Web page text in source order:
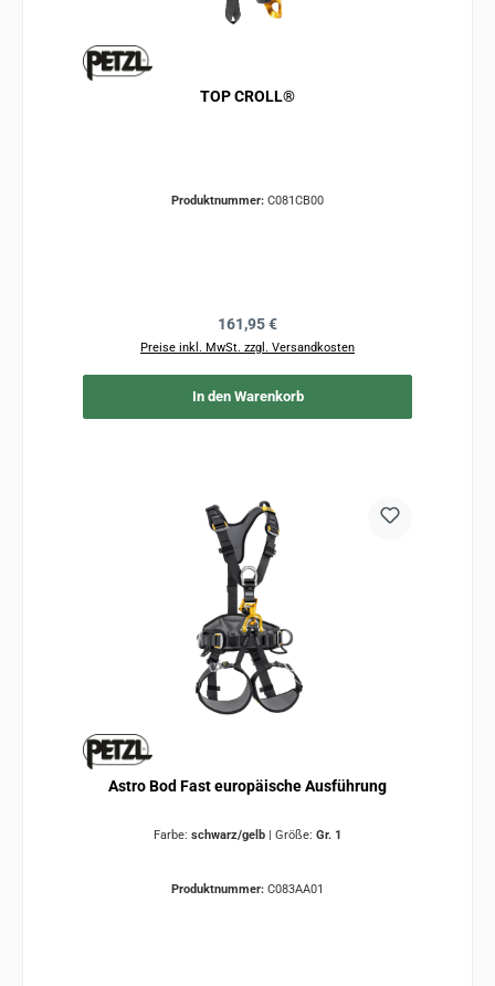
TOP CROLL®
Produktnummer: C081CB00
Regulärer Preis:
161,95 €
Preise inkl. MwSt. zzgl. Versandkosten
In den Warenkorb
Astro Bod Fast europäische Ausführung
Farbe: schwarz/gelb | Größe: Gr. 1
Produktnummer: C083AA01